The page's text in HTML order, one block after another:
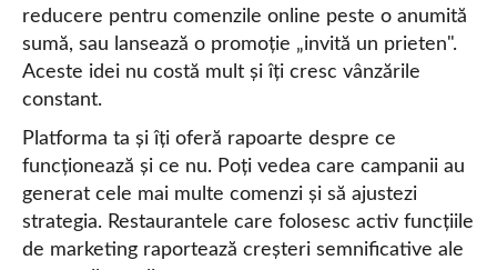
reducere pentru comenzile online peste o anumită
sumă, sau lansează o promoție „invită un prieten".
Aceste idei nu costă mult și îți cresc vânzările
constant.
Platforma ta și îți oferă rapoarte despre ce
funcționează și ce nu. Poți vedea care campanii au
generat cele mai multe comenzi și să ajustezi
strategia. Restaurantele care folosesc activ funcțiile
de marketing raportează creșteri semnificative ale